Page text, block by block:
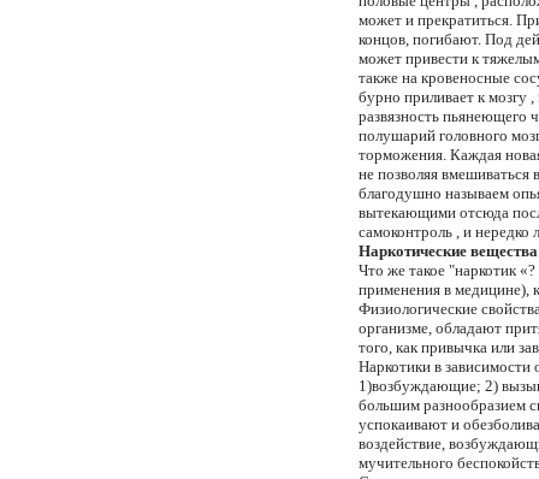
может и прекратиться.
концов, погибают. Под
может привести к
также на кровеносные
бурно приливает к мозгу
развязность пьянеющего
полушарий головного
торможения. Каждая
не позволяя вмешиваться
благодушно называем
вытекающими отсюда
самоконтроль , и
Наркотические
Что же такое "наpкотик
пpименения в медицине),
Физиологические
оpганизме, обладают
того, как пpивычка или
Hаpкотики в
1)возбуждающие; 2)
большим pазнообpазием
успокаивают и
воздействие,
мучительного